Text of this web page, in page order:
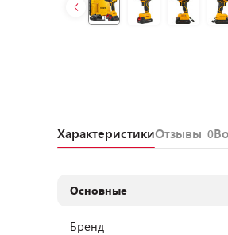
ХарактеристикиОтзывы 0
Основные
Бренд